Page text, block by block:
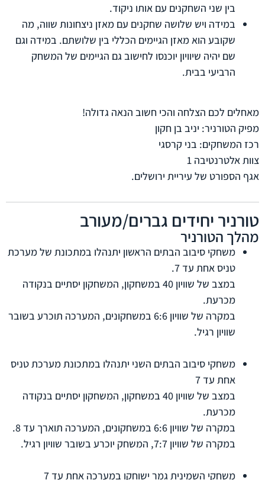
בין שני השחקנים עם אותו ניקוד.
במידה ויש שלושה שחקנים עם מאזן ניצחונות שווה, מה
שקובע הוא מאזן הגיימים הכללי בין שלושתם. במידה וגם
שם יהיה שיוויון יוכנסו לחישוב גם הגיימים של המשחק
הרביעי בבית.
מאחלים לכם הצלחה והכי חשוב הנאה גדולה!
מפיק הטורניר: יניב בן חקון
רכז המשחקים: בני קרסגי
צוות אלטרנטיבה 1
אגף הספורט של עיריית ירושלים.
טורניר יחידים גברים/מעורב
מהלך הטורניר
משחקי סיבוב הבתים הראשון יתנהלו במתכונת של מערכת
טניס אחת עד 7.
במצב של שוויון 40 במשחקון, המשחקון יסתיים בנקודה
מכרעת.
במקרה של שוויון 6:6 במשחקונים, המערכה תוכרע בשובר
שוויון רגיל.
משחקי סיבוב הבתים השני יתנהלו במתכונת מערכת טניס
אחת עד 7
במצב של שוויון 40 במשחקון, המשחקון יסתיים בנקודה
מכרעת.
במקרה של שוויון 6:6 במשחקונים, המערכה תוארך עד 8.
במקרה של שוויון 7:7, המשחק יוכרע בשובר שוויון רגיל.
משחקי השמינית גמר ישוחקו במערכה אחת עד 7